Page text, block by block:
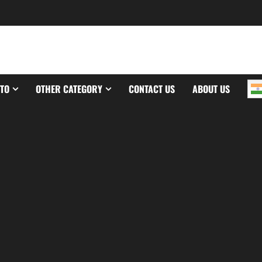
OTHER CATEGORY CONTACT US ABOUT US